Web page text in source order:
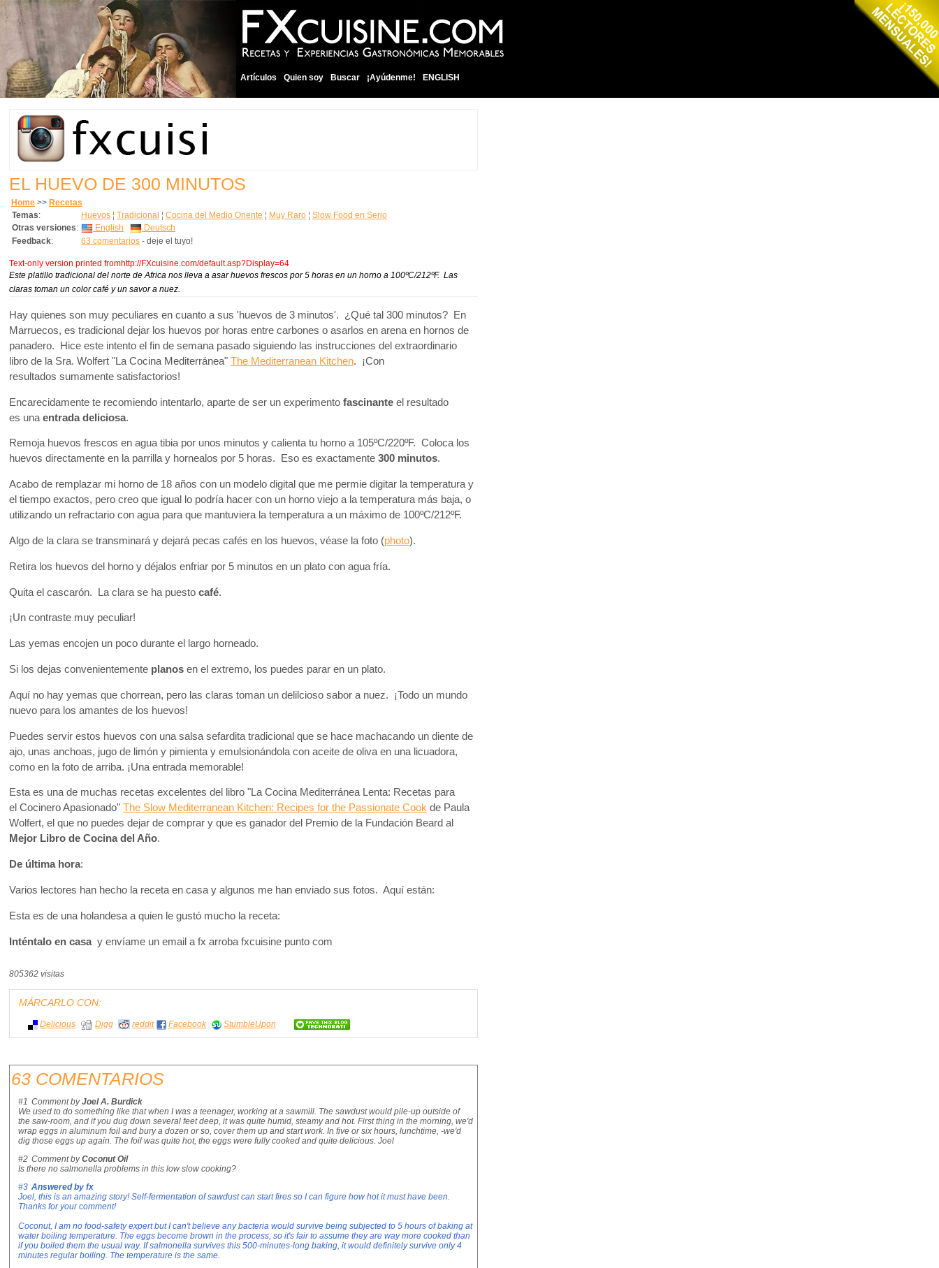
Artículos Quien soy Buscar ¡Ayúdenme! ENGLISH
EL HUEVO DE 300 MINUTOS
Home >> Recetas
Temas: Huevos ¦ Tradicional ¦ Cocina del Medio Oriente ¦ Muy Raro ¦ Slow Food en Serio
Otras versiones: English
Deutsch
Feedback: 63 comentarios - deje el tuyo!
Text-only version printed fromhttp://FXcuisine.com/default.asp?Display=64
Este platillo tradicional del norte de Africa nos lleva a asar huevos frescos por 5 horas en un horno a 100ºC/212ºF. Las
claras toman un color café y un savor a nuez.
Hay quienes son muy peculiares en cuanto a sus 'huevos de 3 minutos'. ¿Qué tal 300 minutos? En
Marruecos, es tradicional dejar los huevos por horas entre carbones o asarlos en arena en hornos de
panadero. Hice este intento el fin de semana pasado siguiendo las instrucciones del extraordinario
libro de la Sra. Wolfert "La Cocina Mediterránea" The Mediterranean Kitchen. ¡Con
resultados sumamente satisfactorios!
Encarecidamente te recomiendo intentarlo, aparte de ser un experimento fascinante el resultado
es una entrada deliciosa.
Remoja huevos frescos en agua tibia por unos minutos y calienta tu horno a 105ºC/220ºF. Coloca los
huevos directamente en la parrilla y hornealos por 5 horas. Eso es exactamente 300 minutos.
Acabo de remplazar mi horno de 18 años con un modelo digital que me permie digitar la temperatura y
el tiempo exactos, pero creo que igual lo podría hacer con un horno viejo a la temperatura más baja, o
utilizando un refractario con agua para que mantuviera la temperatura a un máximo de 100ºC/212ºF.
Algo de la clara se transminará y dejará pecas cafés en los huevos, véase la foto (photo).
Retira los huevos del horno y déjalos enfriar por 5 minutos en un plato con agua fría.
Quita el cascarón. La clara se ha puesto café.
¡Un contraste muy peculiar!
Las yemas encojen un poco durante el largo horneado.
Si los dejas convenientemente planos en el extremo, los puedes parar en un plato.
Aquí no hay yemas que chorrean, pero las claras toman un delilcioso sabor a nuez. ¡Todo un mundo
nuevo para los amantes de los huevos!
Puedes servir estos huevos con una salsa sefardita tradicional que se hace machacando un diente de
ajo, unas anchoas, jugo de limón y pimienta y emulsionándola con aceite de oliva en una licuadora,
como en la foto de arriba. ¡Una entrada memorable!
Esta es una de muchas recetas excelentes del libro "La Cocina Mediterránea Lenta: Recetas para
el Cocinero Apasionado" The Slow Mediterranean Kitchen: Recipes for the Passionate Cook de Paula
Wolfert, el que no puedes dejar de comprar y que es ganador del Premio de la Fundación Beard al
Mejor Libro de Cocina del Año.
De última hora:
Varios lectores han hecho la receta en casa y algunos me han enviado sus fotos. Aquí están:
Esta es de una holandesa a quien le gustó mucho la receta:
Inténtalo en casay envíame un email a fx arroba fxcuisine punto com
805362 visitas
MÁRCARLO CON:
Delicious Digg reddit Facebook StumbleUpon
63 COMENTARIOS
#1 Comment byJoel A. Burdick
We used to do something like that when I was a teenager, working at a sawmill. The sawdust would pile-up outside of
the saw-room, and if you dug down several feet deep, it was quite humid, steamy and hot. First thing in the morning, we'd
wrap eggs in aluminum foil and bury a dozen or so, cover them up and start work. In five or six hours, lunchtime, -we'd
dig those eggs up again. The foil was quite hot, the eggs were fully cooked and quite delicious. Joel
#2 Comment byCoconut Oil
Is there no salmonella problems in this low slow cooking?
#3 Answered by fx
Joel, this is an amazing story! Self-fermentation of sawdust can start fires so I can figure how hot it must have been.
Thanks for your comment!
Coconut, I am no food-safety expert but I can't believe any bacteria would survive being subjected to 5 hours of baking at
water boiling temperature. The eggs become brown in the process, so it's fair to assume they are way more cooked than
if you boiled them the usual way. If salmonella survives this 500-minutes-long baking, it would definitely survive only 4
minutes regular boiling. The temperature is the same.